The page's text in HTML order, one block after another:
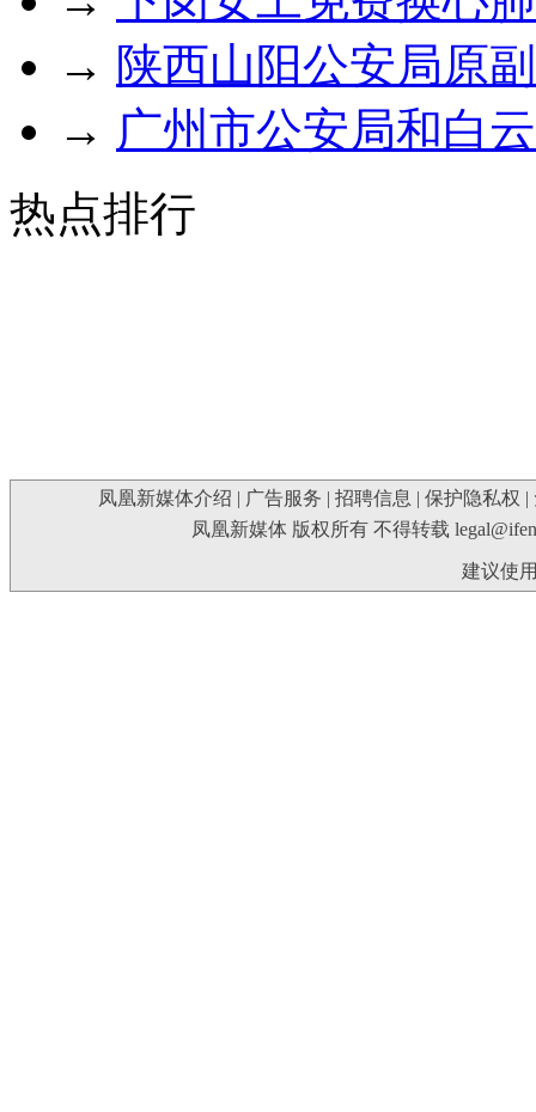
→ 陕西山阳公安局原
→ 广州市公安局和白
热点排行
凤凰新媒体介绍 | 广告服务 | 招聘信息 | 保护隐私权 |
凤凰新媒体 版权所有 不得转载
建议使